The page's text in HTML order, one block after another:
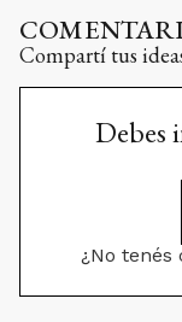
Compartí tus
Debes
¿No tenés